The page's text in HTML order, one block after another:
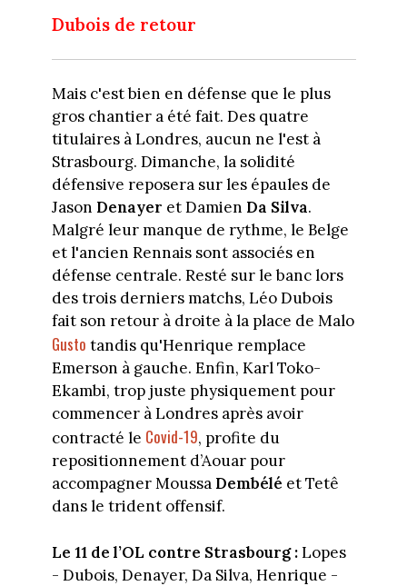
Dubois de retour
Mais c'est bien en défense que le plus
gros chantier a été fait. Des quatre
titulaires à Londres, aucun ne l'est à
Strasbourg. Dimanche, la solidité
défensive reposera sur les épaules de
Jason Denayer et Damien Da Silva.
Malgré leur manque de rythme, le Belge
et l'ancien Rennais sont associés en
défense centrale. Resté sur le banc lors
des trois derniers matchs, Léo Dubois
fait son retour à droite à la place de Malo
Gusto tandis qu'Henrique remplace
Emerson à gauche. Enfin, Karl Toko-
Ekambi, trop juste physiquement pour
commencer à Londres après avoir
contracté le Covid-19, profite du
repositionnement d’Aouar pour
accompagner Moussa Dembélé et Tetê
dans le trident offensif.
Le 11 de l’OL contre Strasbourg :Lopes
- Dubois, Denayer, Da Silva, Henrique -